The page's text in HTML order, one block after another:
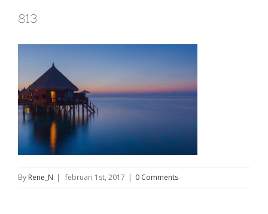
813
By Rene_N | februari 1st, 2017 | 0 Comments